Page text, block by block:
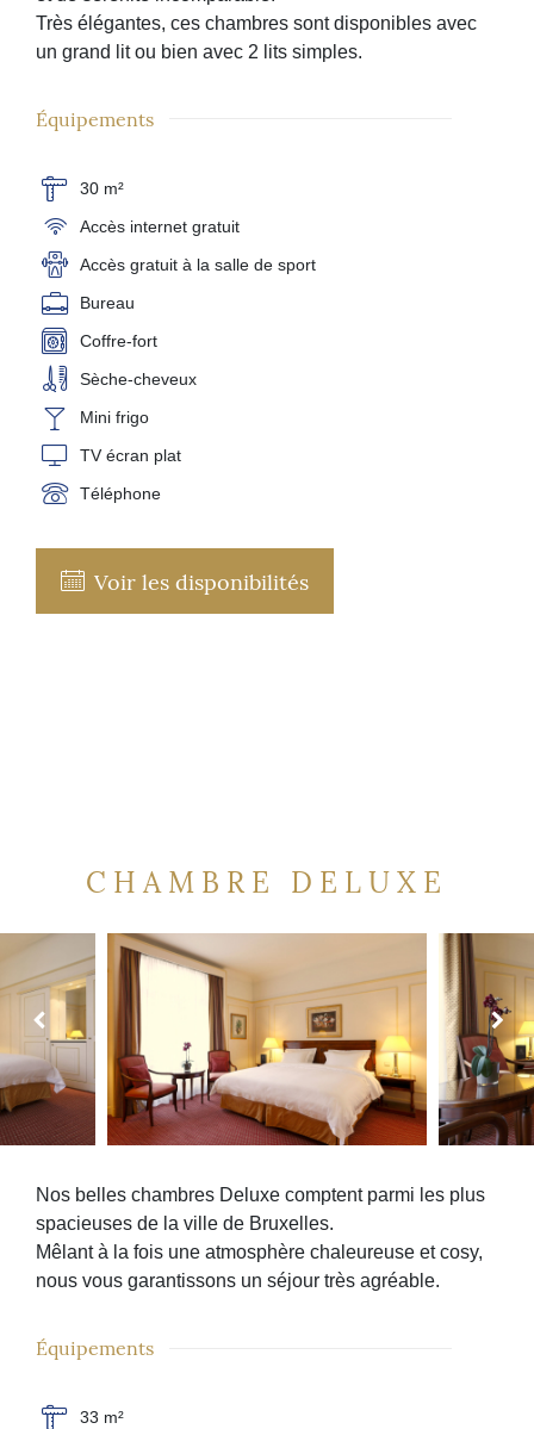
Très élégantes, ces chambres sont disponibles avec
un grand lit ou bien avec 2 lits simples.
Équipements
30 m²
Accès internet gratuit
Accès gratuit à la salle de sport
Bureau
Coffre-fort
Sèche-cheveux
Mini frigo
TV écran plat
Téléphone
Voir les disponibilités
CHAMBRE DELUXE
Nos belles chambres Deluxe comptent parmi les plus
spacieuses de la ville de Bruxelles.
Mêlant à la fois une atmosphère chaleureuse et cosy,
nous vous garantissons un séjour très agréable.
Équipements
33 m²